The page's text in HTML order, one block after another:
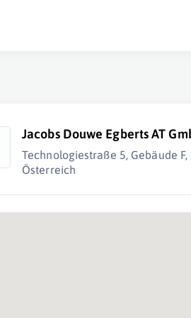
Jacobs Douwe Egberts AT
Technologiestraße 5, Gebäude F,
Österreich